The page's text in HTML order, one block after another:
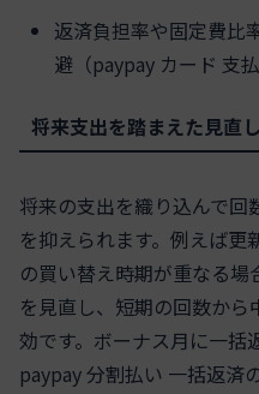
返済負担率や固定費比
避（paypay カード 支払
将来支出を踏まえた見直
将来の支出を織り込んで回
を抑えられます。例えば
の買い替え時期が重なる
を見直し、短期の回数か
効です。ボーナス月に一括
paypay 分割払い 一括返済